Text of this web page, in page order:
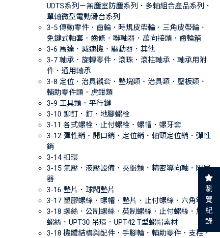
瀏
覽
紀
錄
UDTS系列－無塵室防塵系列．多軸組合產品系列．
單軸微型電動滑台系列
3-5 傳動零件．齒輪．時規皮帶輪．三角皮帶輪．
免鍵式軸套．齒條．聯軸器．萬向接頭．齒輪箱
3-6 馬達．減速機．驅動器．其他
3-7 軸承．旋轉零件．滾珠．滾柱軸承．軸承用附
件．通用軸承
3-8 定位．治具襯套．墊塊類．治具類．壓板類．
輔助零件類．虎鉗類
3-9 工具類．平行鍵
3-10 鉚釘．釘．地腳螺栓
3-11 各式螺栓．止付螺栓．螺帽．螺牙套
3-12 彈性銷．開口銷．定位銷．軸頸定位銷．彈性
銷
3-14 扣環
3-15 氣壓．液壓設備．夾盤類．精密導向軸．阻尼
器
3-16 墊片．球閥墊片
3-17 塑膠螺絲．螺帽．墊片．止付螺絲．六角等
3-18 螺絲．公制螺絲．英制螺絲．止付螺絲．加工
螺絲．UPT30 吊環．UPT42 T型螺帽素材
3-18 機體結構與配件．手腳輪．輔助零件．支柱．